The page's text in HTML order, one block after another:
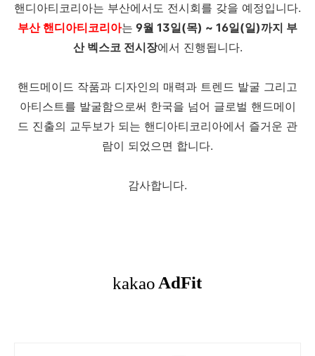
핸디아티코리아는 부산에서도 전시회를 갖을 예정입니다.
부산 핸디아티코리아는 9월 13일(목) ~ 16일(일)까지 부
산 벡스코 전시장에서 진행됩니다.
핸드메이드 작품과 디자인의 매력과 트렌드 발굴 그리고
아티스트를 발굴함으로써 한국을 넘어 글로벌 핸드메이
드 진출의 교두보가 되는 핸디아티코리아에서 즐거운 관
람이 되었으면 합니다.
감사합니다.